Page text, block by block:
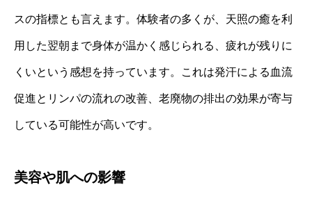
スの指標とも言えます。体験者の多くが、天照の癒を利
用した翌朝まで身体が温かく感じられる、疲れが残りに
くいという感想を持っています。これは発汗による血流
促進とリンパの流れの改善、老廃物の排出の効果が寄与
している可能性が高いです。
美容や肌への影響